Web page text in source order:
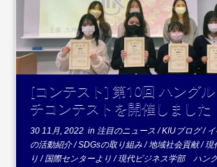
...続きを読む
[コンテスト] 第10回 ハング
チコンテストを開催しました
30 11月, 2022 in 注目のニュース/KIUブログ/
の活動紹介/SDGsの取り組み/地域社会貢献/現
り/国際センターより/現代ビジネス学部 ハン